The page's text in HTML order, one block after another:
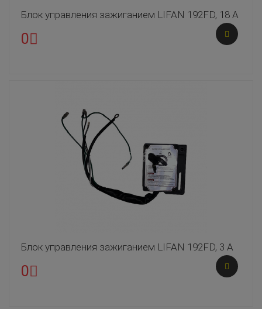
Блок управления зажиганием LIFAN 192FD, 18 А
0
Блок управления зажиганием LIFAN 192FD, 3 А
0